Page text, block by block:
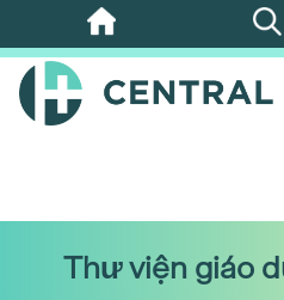
Bỏ
qua
nội
Thư viện giáo